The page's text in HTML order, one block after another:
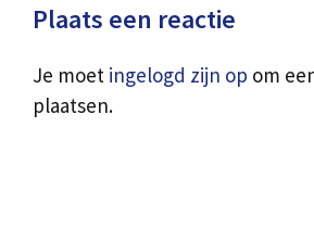
Plaats een reactie
Je moet ingelogd zijn op om
plaatsen.